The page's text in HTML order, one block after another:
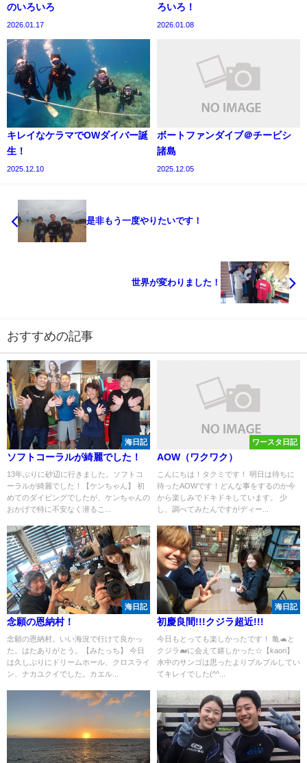
のいろいろ
2026.01.17
ろいろ！
2026.01.08
キレイなケラマでOWダイバー誕
生！
2025.12.10
ボートファンダイブ＠チービシ
諸島
2025.12.05
是非もう一度やりたいです！
世界が変わりました！
おすすめの記事
海日記
ソフトコーラルが綺麗でした！
13年ぶりに砂辺に行きました。ソフトコ
ーラルが綺麗でした！【ケンちゃん】 初
めてのダイビングでしたが、ケンちゃんの
おかげで特に不安なく潜るこ...
ワースタ日記
AOW（ワクワク）
こんにちは！タクミです！ 明日は待ちに
待ったAOWです！どんな事をするのか今
から楽しみでドキドキしています。 少
し、調べてみたんですがディー...
海日記
念願の恩納村！
念願の恩納村。いい海況で行けて良かっ
た。はたありがとう。【みたっち】 今日
は久しぶりにドリームホール、クロスライ
ン、ナカユクイでした。カエル...
海日記
初慶良間!!!クジラ超近!!!
今日もとっても楽しかったです！ 亀🐢と
クジラ🐋に会えて嬉しかった☆【kaori】
水中のサンゴは思ったよりプルプルしてい
てキレイでした(^^...